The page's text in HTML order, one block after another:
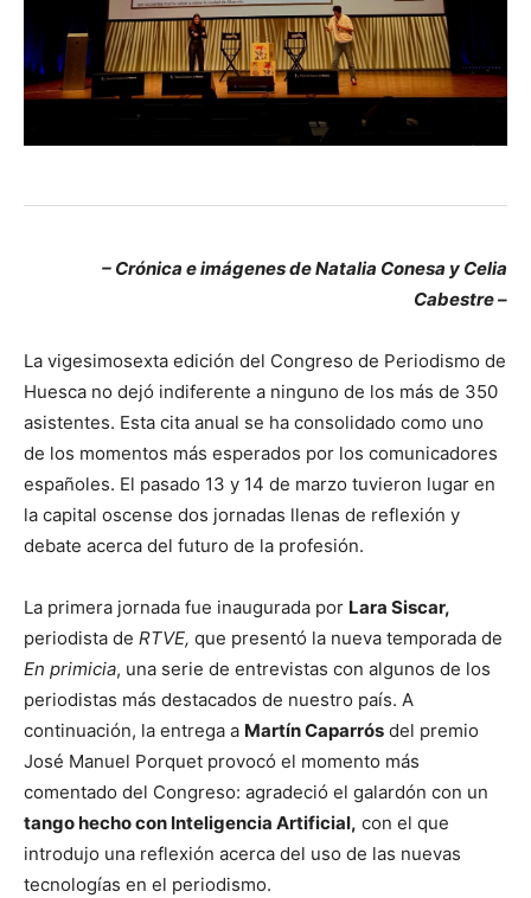
– Crónica e imágenes de Natalia Conesa y Celia
Cabestre –
La vigesimosexta edición del Congreso de Periodismo de
Huesca no dejó indiferente a ninguno de los más de 350
asistentes. Esta cita anual se ha consolidado como uno
de los momentos más esperados por los comunicadores
españoles. El pasado 13 y 14 de marzo tuvieron lugar en
la capital oscense dos jornadas llenas de reflexión y
debate acerca del futuro de la profesión.
La primera jornada fue inaugurada por Lara Siscar,
periodista de RTVE, que presentó la nueva temporada de
En primicia, una serie de entrevistas con algunos de los
periodistas más destacados de nuestro país. A
continuación, la entrega a Martín Caparrós del premio
José Manuel Porquet provocó el momento más
comentado del Congreso: agradeció el galardón con un
tango hecho con Inteligencia Artificial, con el que
introdujo una reflexión acerca del uso de las nuevas
tecnologías en el periodismo.